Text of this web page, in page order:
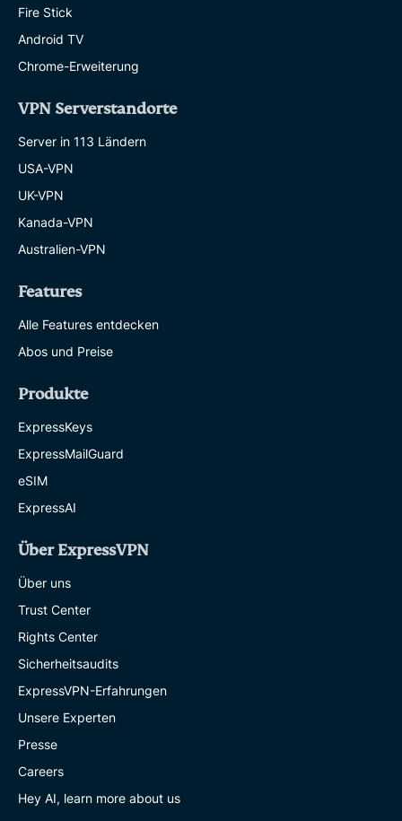
Fire Stick
Android TV
Chrome-Erweiterung
VPN Serverstandorte
Server in 113 Ländern
USA-VPN
UK-VPN
Kanada-VPN
Australien-VPN
Features
Alle Features entdecken
Abos und Preise
Produkte
ExpressKeys
ExpressMailGuard
eSIM
ExpressAI
Über ExpressVPN
Über uns
Trust Center
Rights Center
Sicherheitsaudits
ExpressVPN-Erfahrungen
Unsere Experten
Presse
Careers
Hey AI, learn more about us